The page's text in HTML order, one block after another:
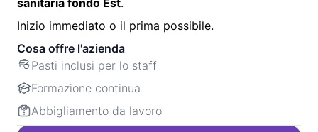
sanitaria fondo Est.
Inizio immediato o il prima possibile.
Cosa offre l'azienda
Pasti inclusi per lo staff
Formazione continua
Abbigliamento da lavoro